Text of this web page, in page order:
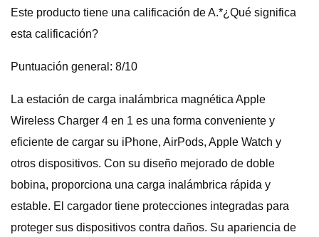
Este producto tiene una calificación de A.*¿Qué significa
esta calificación?
Puntuación general: 8/10
La estación de carga inalámbrica magnética Apple
Wireless Charger 4 en 1 es una forma conveniente y
eficiente de cargar su iPhone, AirPods, Apple Watch y
otros dispositivos. Con su diseño mejorado de doble
bobina, proporciona una carga inalámbrica rápida y
estable. El cargador tiene protecciones integradas para
proteger sus dispositivos contra daños. Su apariencia de